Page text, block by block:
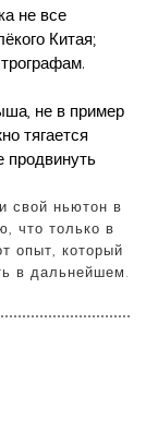
не все
Китая;
не в пример
тягается
продвинуть
свой ньютон в
что только в
опыт, который
в дальнейшем.